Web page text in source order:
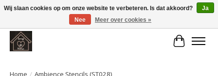
Large selection of products and fast shipping!
Home / Ambience Stencils (ST028)
Wij slaan cookies op om onze website te verbeteren. Is dat akkoord?
Ja
Nee
Meer over cookies »